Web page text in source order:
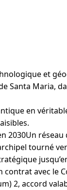
et
Santa Maria,
en
2030Un
tourné
contrat avec le
2, accord